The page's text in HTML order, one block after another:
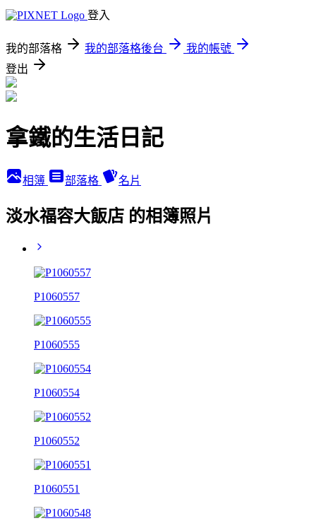
登入
我的部落格 我的部落格後台
我的帳號
登出
拿鐵的生活日記
相簿 部落格 名片
淡水福容大飯店 的相簿照片
P1060557
P1060555
P1060554
P1060552
P1060551